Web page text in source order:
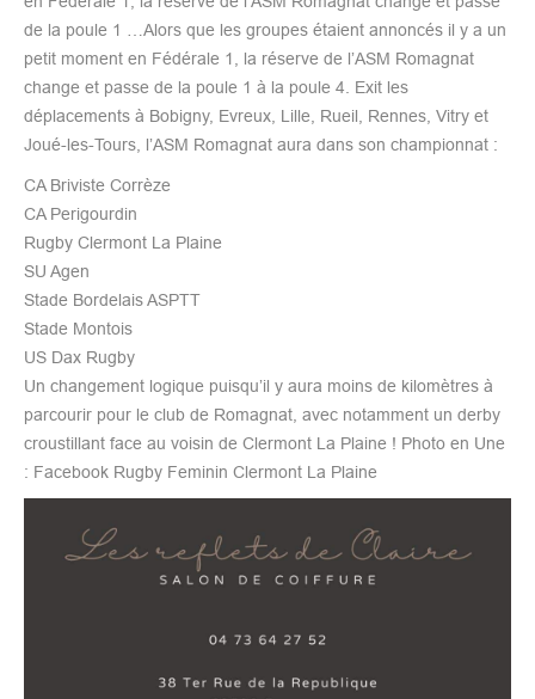
de la poule 1 …Alors que les groupes étaient annoncés il y a un
petit moment en Fédérale 1, la réserve de l’ASM Romagnat
change et passe de la poule 1 à la poule 4. Exit les
déplacements à Bobigny, Evreux, Lille, Rueil, Rennes, Vitry et
Joué-les-Tours, l’ASM Romagnat aura dans son championnat :
CA Briviste Corrèze
CA Perigourdin
Rugby Clermont La Plaine
SU Agen
Stade Bordelais ASPTT
Stade Montois
US Dax Rugby
Un changement logique puisqu’il y aura moins de kilomètres à
parcourir pour le club de Romagnat, avec notamment un derby
croustillant face au voisin de Clermont La Plaine ! Photo en Une
: Facebook Rugby Feminin Clermont La Plaine